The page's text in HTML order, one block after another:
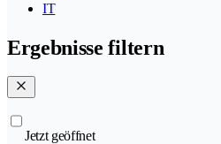
IT
Ergebnisse filtern
Jetzt geöffnet